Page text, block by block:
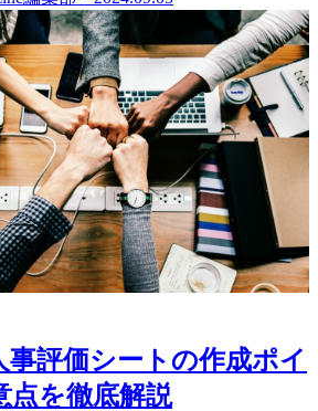
事評価シートの作成ポイ
点を徹底解説